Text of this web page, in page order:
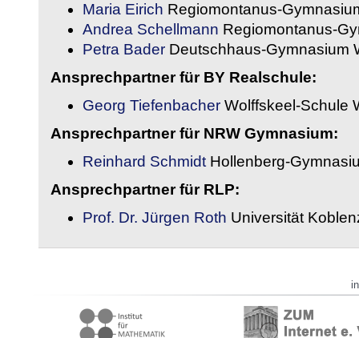
Maria Eirich Regiomontanus-
Andrea Schellmann Regiomontanus-
Petra Bader Deutschhaus-Gymnasium
Ansprechpartner für BY Realschule:
Georg Tiefenbacher Wolffskeel-Schule
Ansprechpartner für NRW Gymnasium:
Reinhard Schmidt Hollenberg-
Ansprechpartner für RLP:
Prof. Dr. Jürgen Roth Universität